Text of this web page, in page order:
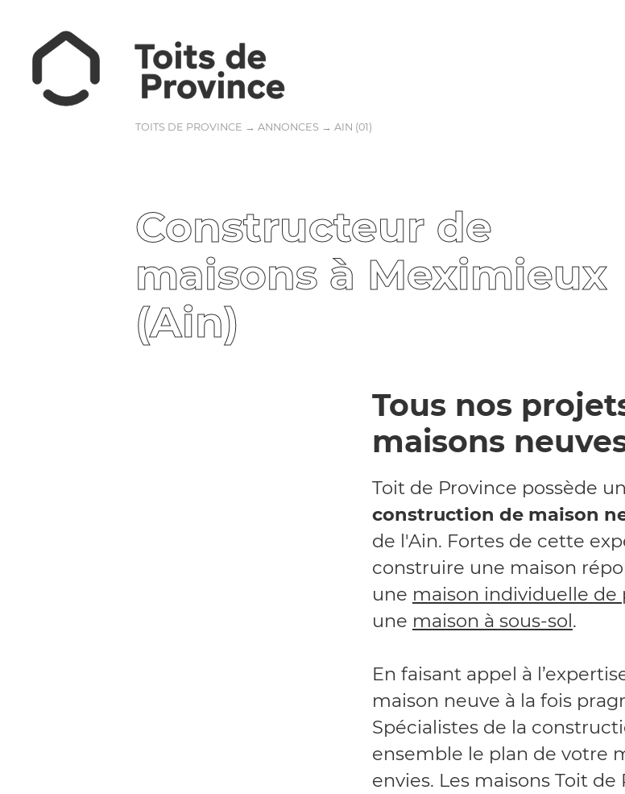
TOITS DE PROVINCE → ANNONCES → AIN (01)
Constructeur de
maisons à Meximieux
(Ain)
Tous nos
maisons
Toit de Province possède
construction de maison
de l'Ain. Fortes de cette
construire une maison
une maison individuelle de
une maison à sous-sol.
En faisant appel à
maison neuve à la fois
Spécialistes de la
ensemble le plan de votre
envies. Les maisons Toit